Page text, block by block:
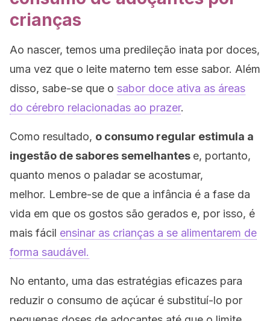
crianças
Ao nascer, temos uma predileção inata por doces,
uma vez que o leite materno tem esse sabor. Além
disso, sabe-se que o sabor doce ativa as áreas
do cérebro relacionadas ao prazer.
Como resultado, o consumo regular estimula a
ingestão de sabores semelhantes e, portanto,
quanto menos o paladar se acostumar,
melhor. Lembre-se de que a infância é a fase da
vida em que os gostos são gerados e, por isso, é
mais fácil ensinar as crianças a se alimentarem de
forma saudável.
No entanto, uma das estratégias eficazes para
reduzir o consumo de açúcar é substituí-lo por